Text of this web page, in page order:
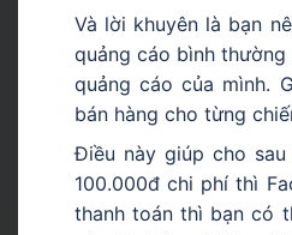
Và lời khuyên là bạn
quảng cáo bình
quảng cáo của mình.
bán hàng cho từng
Điều này giúp cho
100.000đ chi phí thì
thanh toán thì bạn có